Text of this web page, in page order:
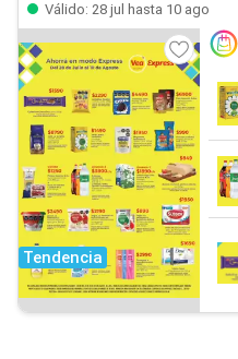
Válido: 28 jul hasta 10 ago
Tendencia